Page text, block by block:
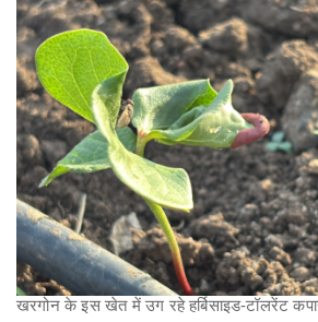
खरगोन के इस खेत में उग रहे हर्बिसाइड-टॉलरेंट